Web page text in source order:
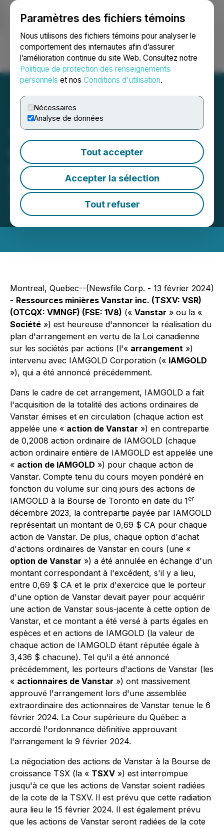
Paramètres des fichiers témoins
Nous utilisons des fichiers témoins pour analyser le
comportement des internautes afin d’assurer
l’amélioration continue du site Web. Consultez notre
Politique de protection des renseignements
personnels et nos Conditions d'utilisation.
Nécessaires
Analyse de données
Tout accepter
Accepter la sélection
Tout refuser
Ouvrir une session Recherche English
Vanstar annonce la
réalisation de
l'arrangement avec
IAMGOLD
February 13, 2024 11:09 AM EST | Source:
Vanstar
Mining Resources
Montreal, Quebec--(Newsfile Corp. - 13 février 2024)
- Ressources minières Vanstar inc. (TSXV: VSR)
(OTCQX: VMNGF) (FSE: 1V8) (« Vanstar » ou la «
Société ») est heureuse d'annoncer la réalisation du
plan d'arrangement en vertu de la Loi canadienne
sur les sociétés par actions (l'« arrangement »)
intervenu avec IAMGOLD Corporation (« IAMGOLD
»), qui a été annoncé précédemment.
Dans le cadre de cet arrangement, IAMGOLD a fait
l'acquisition de la totalité des actions ordinaires de
Vanstar émises et en circulation (chaque action est
appelée une « action de Vanstar ») en contrepartie
de 0,2008 action ordinaire de IAMGOLD (chaque
action ordinaire entière de IAMGOLD est appelée une
« action de IAMGOLD ») pour chaque action de
Vanstar. Compte tenu du cours moyen pondéré en
fonction du volume sur cinq jours des actions de
IAMGOLD à la Bourse de Toronto en date du 1er
décembre 2023, la contrepartie payée par IAMGOLD
représentait un montant de 0,69 $ CA pour chaque
action de Vanstar. De plus, chaque option d'achat
d'actions ordinaires de Vanstar en cours (une «
option de Vanstar ») a été annulée en échange d'un
montant correspondant à l'excédent, s'il y a lieu,
entre 0,69 $ CA et le prix d'exercice que le porteur
d'une option de Vanstar devait payer pour acquérir
une action de Vanstar sous-jacente à cette option de
Vanstar, et ce montant a été versé à parts égales en
espèces et en actions de IAMGOLD (la valeur de
chaque action de IAMGOLD étant réputée égale à
3,436 $ chacune). Tel qu'il a été annoncé
précédemment, les porteurs d'actions de Vanstar (les
« actionnaires de Vanstar ») ont massivement
approuvé l'arrangement lors d'une assemblée
extraordinaire des actionnaires de Vanstar tenue le 6
février 2024. La Cour supérieure du Québec a
accordé l'ordonnance définitive approuvant
l'arrangement le 9 février 2024.
La négociation des actions de Vanstar à la Bourse de
croissance TSX (la « TSXV ») est interrompue
jusqu'à ce que les actions de Vanstar soient radiées
de la cote de la TSXV. Il est prévu que cette radiation
aura lieu le 15 février 2024. Il est également prévu
que les actions de Vanstar seront radiées de la cote